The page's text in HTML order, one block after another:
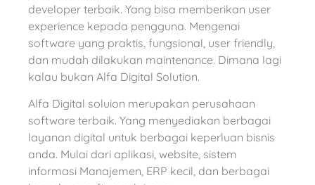
developer terbaik. Yang bisa memberikan user
experience kepada pengguna. Mengenai
software yang praktis, fungsional, user friendly,
dan mudah dilakukan maintenance. Dimana lagi
kalau bukan Alfa Digital Solution.
Alfa Digital soluion merupakan perusahaan
software terbaik. Yang menyediakan berbagai
layanan digital untuk berbagai keperluan bisnis
anda. Mulai dari aplikasi, website, sistem
informasi Manajemen, ERP kecil, dan berbagai